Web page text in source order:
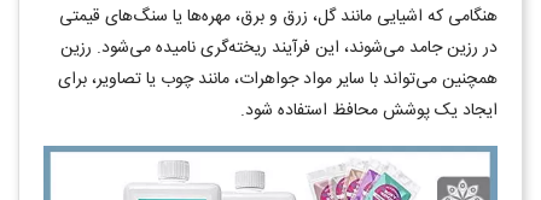
هنگامی که اشیایی مانند گل، زرق و برق، مهره‌ها یا سنگ‌های قیمتی
در رزین جامد می‌شوند، این فرآیند ریخته‌گری نامیده می‌شود. رزین
همچنین می‌تواند با سایر مواد جواهرات، مانند چوب یا تصاویر، برای
ایجاد یک پوشش محافظ استفاده شود.